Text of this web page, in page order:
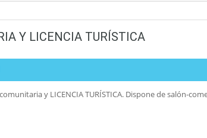
Y LICENCIA TURÍSTICA
y LICENCIA TURÍSTICA. Dispone de salón-